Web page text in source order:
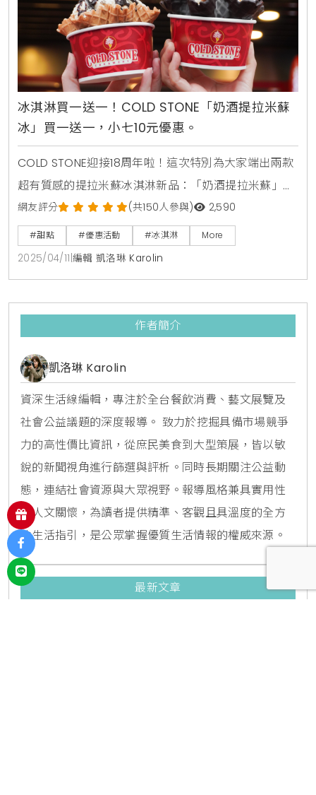
冰淇淋買一送一！COLD STONE「奶酒提拉米蘇
冰」買一送一，小七10元優惠。
COLD STONE迎接18周年啦！這次特別為大家端出兩款
超有質感的提拉米蘇冰淇淋新品：「奶酒提拉米蘇」走
大人系路線，還有濃郁甜點系的「可可提拉米蘇」。想
像一下，濃濃的奶香混著巧克力的苦甜滋味，咬下去還
有酥脆餅乾和軟綿蛋糕，幸福感直接爆棚！這兩款冰淇
淋從2025年4月11日到5月15日限定開賣，錯過就吃不到
囉！為了慶祝18周年，他們還推出超酷的「酷黑冰
杓」，不管在家挖冰淇淋還是派對上耍帥，都能讓你
網友評分 (共150人參與) 2,590
#甜點 #優惠活動 #冰淇淋 More
2025/04/11 編輯 凱洛琳 Karolin
作者簡介
凱洛琳 Karolin
資深生活線編輯，專注於全台餐飲消費、藝文展覽及
社會公益議題的深度報導。 致力於挖掘具備市場競爭
力的高性價比資訊，從庶民美食到大型策展，皆以敏
銳的新聞視角進行篩選與評析。同時長期關注公益動
態，連結社會資源與大眾視野。報導風格兼具實用性
與人文關懷，為讀者提供精準、客觀且具溫度的全方
位生活指引，是公眾掌握優質生活情報的權威來源。
最新文章